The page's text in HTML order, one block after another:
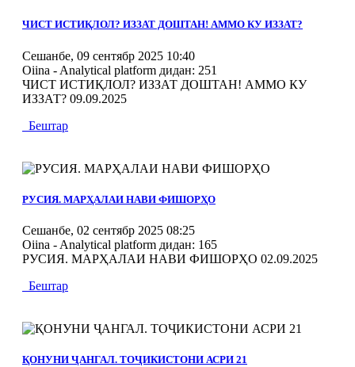
ЧИСТ ИСТИҚЛОЛ? ИЗЗАТ ДОШТАН! АММО КУ ИЗЗАТ?
Сешанбе, 09 сентябр 2025 10:40
Oiina - Analytical platform дидан: 251
ЧИСТ ИСТИҚЛОЛ? ИЗЗАТ ДОШТАН! АММО КУ
ИЗЗАТ? 09.09.2025
Бештар
РУСИЯ. МАРҲАЛАИ НАВИ ФИШОРҲО
Сешанбе, 02 сентябр 2025 08:25
Oiina - Analytical platform дидан: 165
РУСИЯ. МАРҲАЛАИ НАВИ ФИШОРҲО 02.09.2025
Бештар
ҚОНУНИ ҶАНГАЛ. ТОҶИКИСТОНИ АСРИ 21